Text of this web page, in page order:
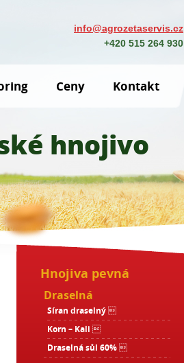
Ceny Kontakt
info@agrozetaservis.cz
+420 515 264 930
hnojivo
Hnojiva pevná
Draselná
Síran draselný 
Korn – Kali 
Draselná sůl 60% 